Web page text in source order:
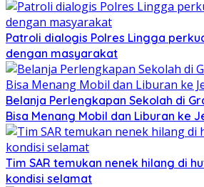
Patroli dialogis Polres Lingga
dengan masyarakat
Belanja Perlengkapan Sekolah di
Bisa Menang Mobil dan Liburan ke
Tim SAR temukan nenek hilang di
kondisi selamat